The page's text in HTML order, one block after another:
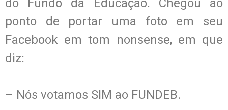
do Fundo da Educação. Chegou ao
ponto de portar uma foto em seu
Facebook em tom nonsense, em que
diz:
– Nós votamos SIM ao FUNDEB.